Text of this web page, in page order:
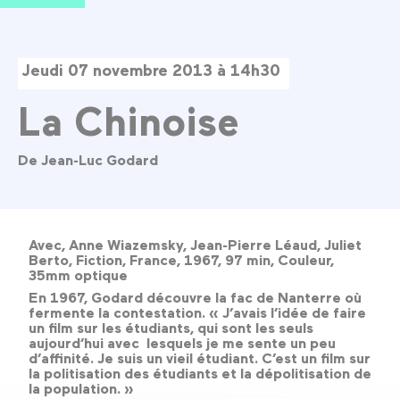
Jeudi 07 novembre 2013 à 14h30
La Chinoise
De Jean-Luc Godard
Avec, Anne Wiazemsky, Jean-Pierre Léaud, Juliet
Berto, Fiction, France, 1967, 97 min, Couleur,
35mm optique
En 1967, Godard découvre la fac de Nanterre où
fermente la contestation. « J’avais l’idée de faire
un film sur les étudiants, qui sont les seuls
aujourd’hui avec lesquels je me sente un peu
d’affinité. Je suis un vieil étudiant. C’est un film sur
la politisation des étudiants et la dépolitisation de
la population. »